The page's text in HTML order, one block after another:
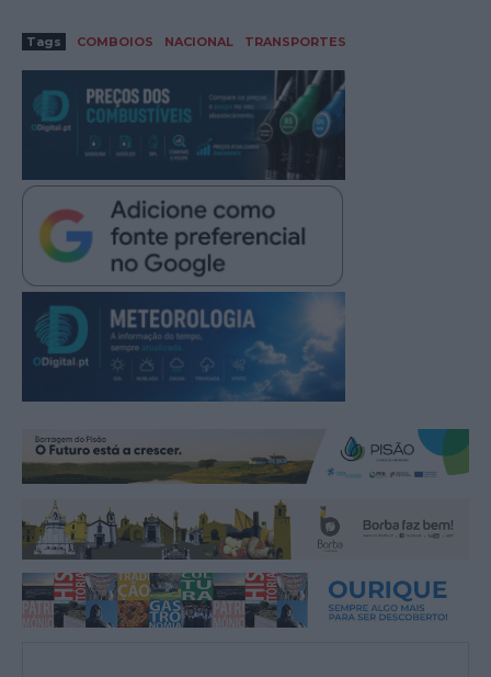
Tags COMBOIOS NACIONAL TRANSPORTES